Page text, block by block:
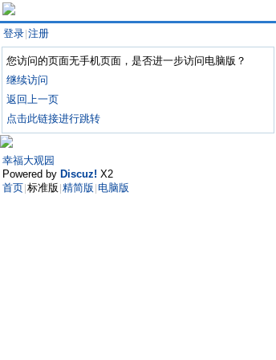
登录 注册
您访问的页面无手机页面，是否进一步访问电脑版？
继续访问
返回上一页
点击此链接进行跳转
幸福大观园
Powered by Discuz! X2
首页 标准版 精简版 电脑版